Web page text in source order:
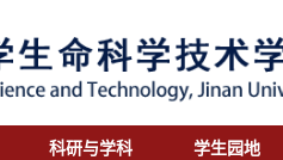
科研与学科 学生园地